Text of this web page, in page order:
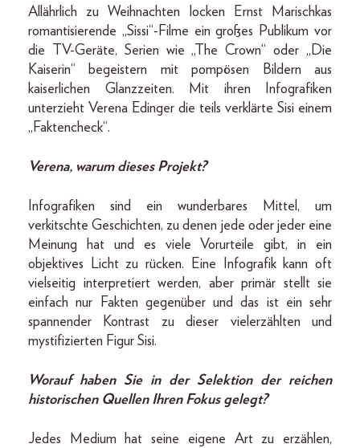
Allährlich zu Weihnachten locken Ernst Marischkas
romantisierende „Sissi“-Filme ein großes Publikum vor
die TV-Geräte, Serien wie „The Crown“ oder „Die
Kaiserin“ begeistern mit pompösen Bildern aus
kaiserlichen Glanzzeiten. Mit ihren Infografiken
unterzieht Verena Edinger die teils verklärte Sisi einem
„Faktencheck“.
Verena, warum dieses Projekt?
Infografiken sind ein wunderbares Mittel, um
verkitschte Geschichten, zu denen jede oder jeder eine
Meinung hat und es viele Vorurteile gibt, in ein
objektives Licht zu rücken. Eine Infografik kann oft
vielseitig interpretiert werden, aber primär stellt sie
einfach nur Fakten gegenüber und das ist ein sehr
spannender Kontrast zu dieser vielerzählten und
mystifizierten Figur Sisi.
Worauf haben Sie in der Selektion der reichen
historischen Quellen Ihren Fokus gelegt?
Jedes Medium hat seine eigene Art zu erzählen,